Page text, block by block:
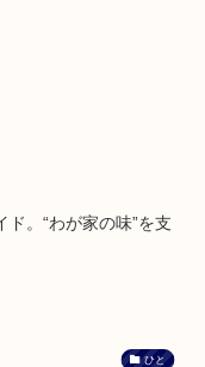
。“わが家の味”を支
ひと